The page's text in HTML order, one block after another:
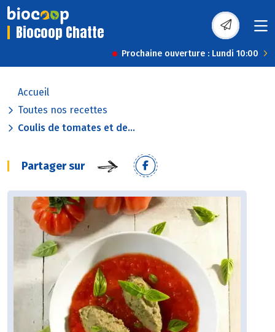
Biocoop Chatte
Prochaine ouverture : Lundi 10:00
Accueil
Toutes nos recettes
Coulis de tomates et de...
Partager sur